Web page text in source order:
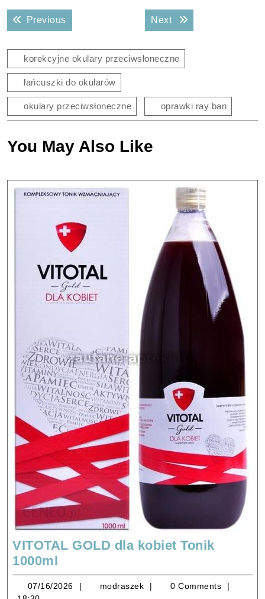
Nawigacja
wpisuPreviousPrevious post: Next Next post:
korekcyjne okulary przeciwsłoneczne
łańcuszki do okularów
okulary przeciwsłoneczne oprawki ray ban
You May Also Like
VITOTAL GOLD dla kobiet Tonik
1000ml
GOLD
dla
07/16/2026 07/16/2026
modraszek modraszek
0 Comments